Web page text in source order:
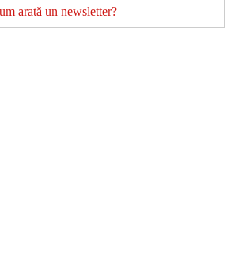
arată un newsletter?